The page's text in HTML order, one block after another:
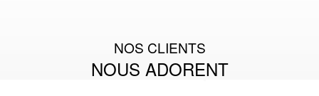
NOS CLIENTS
NOUS ADORENT